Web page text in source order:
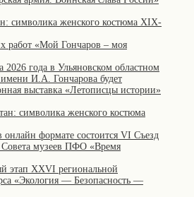
символика женского костюма XIX-
работ «Мой Гончаров – моя
2026 года в Ульяновском областном
имени И.А. Гончарова будет
выставка «Летописцы истории»
символика женского костюма
онлайн формате состоится VI Съезд
музеев ПФО «Время
этап XXVI региональной
«Экология — Безопасность —